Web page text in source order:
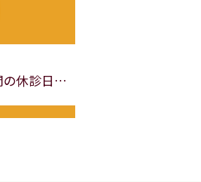
お盆期間の休診日のお知らせ